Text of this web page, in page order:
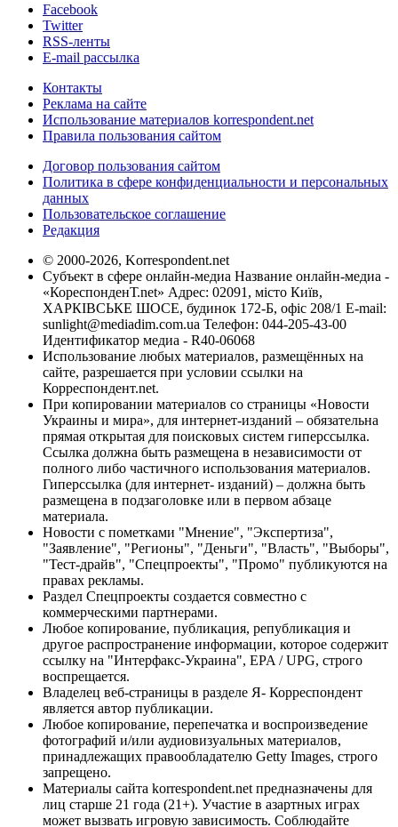
Facebook
Twitter
RSS-ленты
E-mail рассылка
Контакты
Реклама на сайте
Использование материалов korrespondent.net
Правила пользования сайтом
Договор пользования сайтом
Политика в сфере конфиденциальности и персональных
данных
Пользовательское соглашение
Редакция
© 2000-2026, Korrespondent.net
Субъект в сфере онлайн-медиа Название онлайн-медиа -
«КореспонденТ.net» Адрес: 02091, місто Київ,
ХАРКІВСЬКЕ ШОСЕ, будинок 172-Б, офіс 208/1 E-mail:
sunlight@mediadim.com.ua Телефон: 044-205-43-00
Идентификатор медиа - R40-06068
Использование любых материалов, размещённых на
сайте, разрешается при условии ссылки на
Корреспондент.net.
При копировании материалов со страницы «Новости
Украины и мира», для интернет-изданий – обязательна
прямая открытая для поисковых систем гиперссылка.
Ссылка должна быть размещена в независимости от
полного либо частичного использования материалов.
Гиперссылка (для интернет- изданий) – должна быть
размещена в подзаголовке или в первом абзаце
материала.
Новости с пометками "Мнение", "Экспертиза",
"Заявление", "Регионы", "Деньги", "Власть", "Выборы",
"Тест-драйв", "Спецпроекты", "Промо" публикуются на
правах рекламы.
Раздел Спецпроекты создается совместно с
коммерческими партнерами.
Любое копирование, публикация, републикация и
другое распространение информации, которое содержит
ссылку на "Интерфакс-Украина", EPA / UPG, строго
воспрещается.
Владелец веб-страницы в разделе Я- Корреспондент
является автор публикации.
Любое копирование, перепечатка и воспроизведение
фотографий и/или аудиовизуальных материалов,
принадлежащих правообладателю Getty Images, строго
запрещено.
Материалы сайта korrespondent.net предназначены для
лиц старше 21 года (21+). Участие в азартных играх
может вызвать игровую зависимость. Соблюдайте